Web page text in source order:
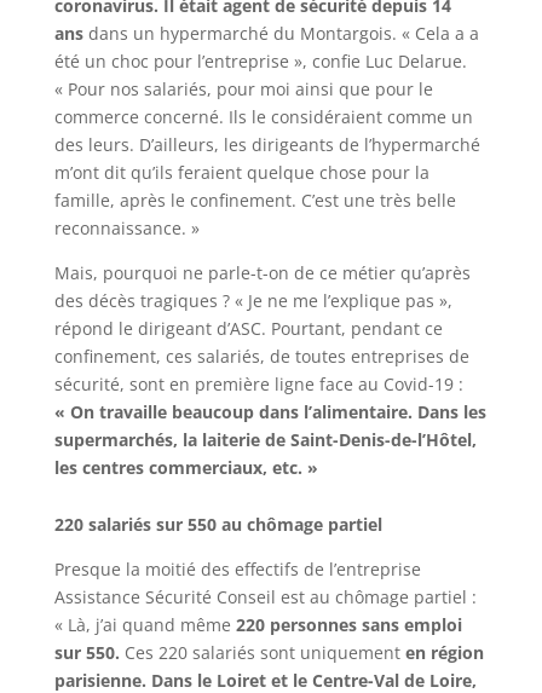
coronavirus. Il était agent de sécurité depuis 14
ansdans un hypermarché du Montargois. « Cela a a
été un choc pour l’entreprise », confie Luc Delarue.
« Pour nos salariés, pour moi ainsi que pour le
commerce concerné. Ils le considéraient comme un
des leurs. D’ailleurs, les dirigeants de l’hypermarché
m’ont dit qu’ils feraient quelque chose pour la
famille, après le confinement. C’est une très belle
reconnaissance. »
Mais, pourquoi ne parle-t-on de ce métier qu’après
des décès tragiques ? « Je ne me l’explique pas »,
répond le dirigeant d’ASC. Pourtant, pendant ce
confinement, ces salariés, de toutes entreprises de
sécurité, sont en première ligne face au Covid-19 :
« On travaille beaucoup dans l’alimentaire. Dans les
supermarchés, la laiterie de Saint-Denis-de-l’Hôtel,
les centres commerciaux, etc. »
220 salariés sur 550 au chômage partiel
Presque la moitié des effectifs de l’entreprise
Assistance Sécurité Conseil est au chômage partiel :
« Là, j’ai quand même 220 personnes sans emploi
sur 550. Ces 220 salariés sont uniquement en région
parisienne. Dans le Loiret et le Centre-Val de Loire,